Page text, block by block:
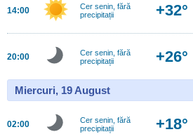
14:00
Cer senin, fără
precipitații
+32°
20:00
Cer senin, fără
precipitații
+26°
Miercuri, 19 August
02:00
Cer senin, fără
precipitații
+18°